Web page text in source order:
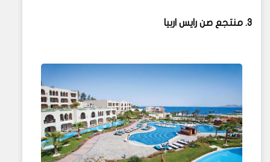
3. منتجع صن رايس اربيا